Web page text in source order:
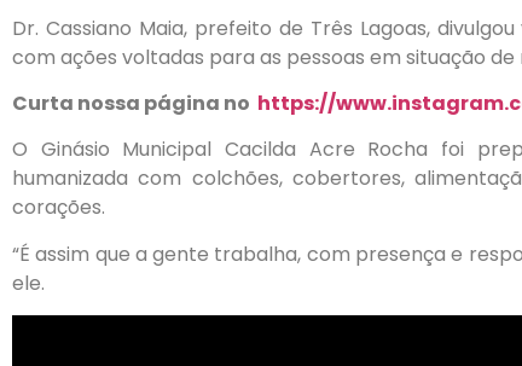
Dr. Cassiano Maia, prefeito de Três Lagoas,
com ações voltadas para as pessoas em situação de
Curta nossa página no https://
O Ginásio Municipal Cacilda Acre Rocha foi
humanizada com colchões, cobertores,
corações.
“É assim que a gente trabalha, com presença e
ele.